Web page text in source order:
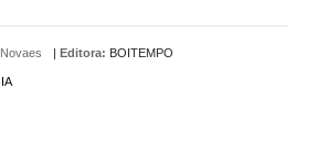
| Editora: BOITEMPO